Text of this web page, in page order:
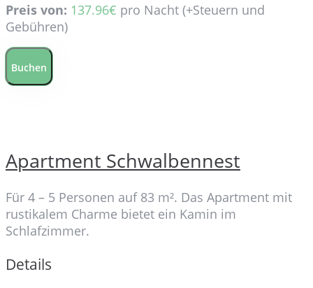
Preis von: 137.96€ pro Nacht (+Steuern und
Gebühren)
Buchen
Apartment Schwalbennest
Für 4 – 5 Personen auf 83 m². Das Apartment mit
rustikalem Charme bietet ein Kamin im
Schlafzimmer.
Details